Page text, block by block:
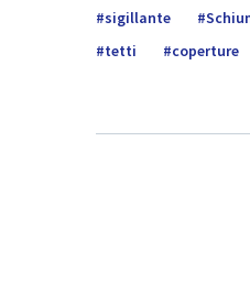
sigillante
tetti
coperture